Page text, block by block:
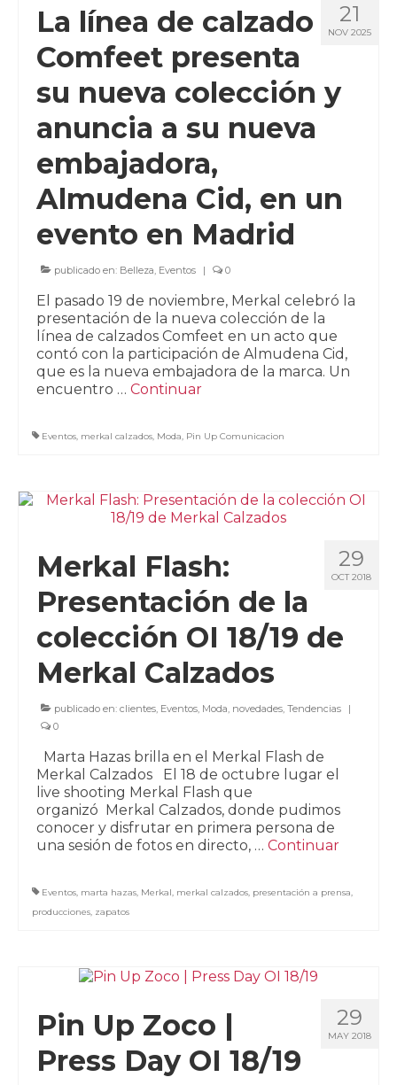
21
NOV 2025
La línea de calzado
Comfeet presenta
su nueva colección y
anuncia a su nueva
embajadora,
Almudena Cid, en un
evento en Madrid
publicado en: Belleza, Eventos | 0
El pasado 19 de noviembre, Merkal celebró la
presentación de la nueva colección de la
línea de calzados Comfeet en un acto que
contó con la participación de Almudena Cid,
que es la nueva embajadora de la marca. Un
encuentro … Continuar
Eventos, merkal calzados, Moda, Pin Up Comunicacion
29
OCT 2018
Merkal Flash:
Presentación de la
colección OI 18/19 de
Merkal Calzados
publicado en: clientes, Eventos, Moda, novedades, Tendencias
|
0
Marta Hazas brilla en el Merkal Flash de
Merkal Calzados El 18 de octubre lugar el
live shooting Merkal Flash que
organizó Merkal Calzados, donde pudimos
conocer y disfrutar en primera persona de
una sesión de fotos en directo, … Continuar
Eventos, marta hazas, Merkal, merkal calzados, presentación a prensa,
producciones, zapatos
29
MAY 2018
Pin Up Zoco |
Press Day OI 18/19